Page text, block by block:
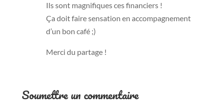
Ils sont magnifiques ces financiers !
Ça doit faire sensation en accompagnement
d’un bon café ;)
Merci du partage !
Soumettre un commentaire